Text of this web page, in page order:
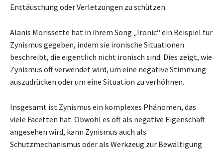
Enttäuschung oder Verletzungen zu schützen.
Alanis Morissette hat in ihrem Song „Ironic“ ein Beispiel für
Zynismus gegeben, indem sie ironische Situationen
beschreibt, die eigentlich nicht ironisch sind. Dies zeigt, wie
Zynismus oft verwendet wird, um eine negative Stimmung
auszudrücken oder um eine Situation zu verhöhnen.
Insgesamt ist Zynismus ein komplexes Phänomen, das
viele Facetten hat. Obwohl es oft als negative Eigenschaft
angesehen wird, kann Zynismus auch als
Schutzmechanismus oder als Werkzeug zur Bewältigung